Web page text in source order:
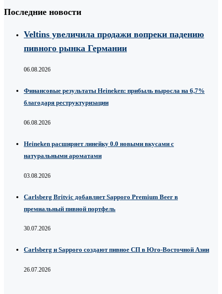
Последние новости
Veltins увеличила продажи вопреки падению
пивного рынка Германии
06.08.2026
Финансовые результаты Heineken: прибыль выросла на 6,7%
благодаря реструктуризации
06.08.2026
Heineken расширяет линейку 0.0 новыми вкусами с
натуральными ароматами
03.08.2026
Carlsberg Britvic добавляет Sapporo Premium Beer в
премиальный пивной портфель
30.07.2026
Carlsberg и Sapporo создают пивное СП в Юго-Восточной Азии
26.07.2026